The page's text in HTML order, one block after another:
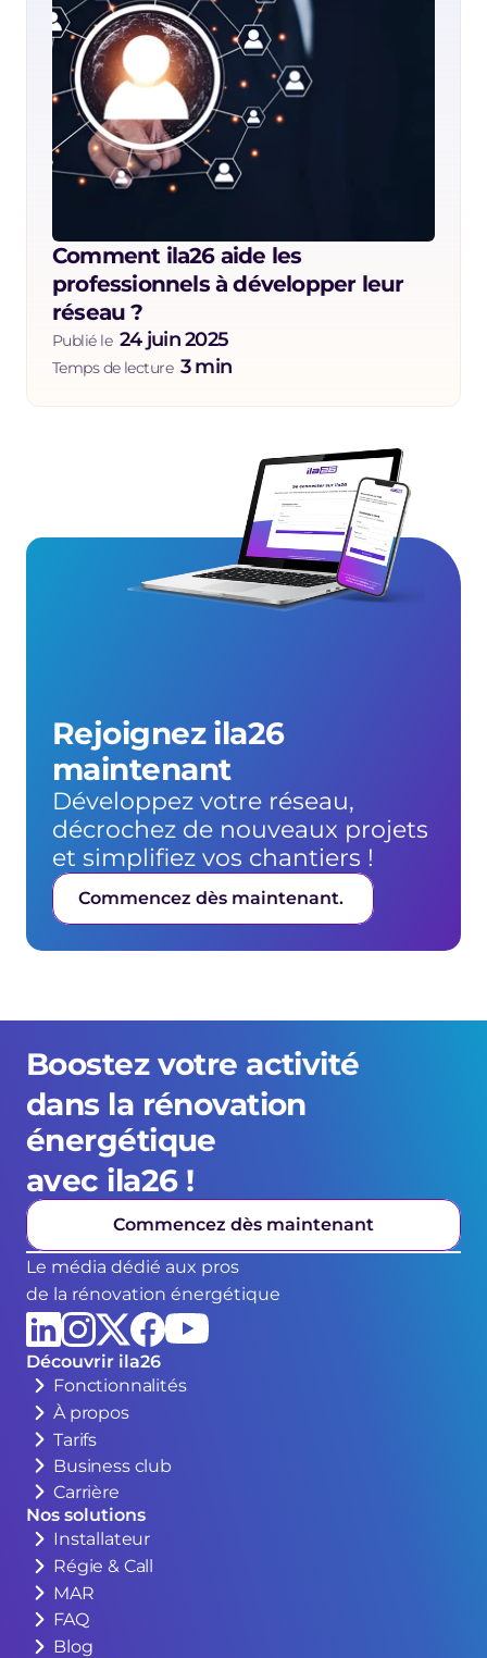
Comment ila26 aide les
professionnels à développer leur
réseau ?
Publié le 24 juin 2025
Temps de lecture 3 min
Rejoignez ila26
maintenant
Développez votre réseau,
décrochez de nouveaux projets
et simplifiez vos chantiers !
Commencez dès maintenant.
Boostez votre activité
dans la rénovation
énergétique
avec ila26 !
Commencez dès maintenant
Le média dédié aux pros
de la rénovation énergétique
Découvrir ila26
Fonctionnalités
À propos
Tarifs
Business club
Carrière
Nos solutions
Installateur
Régie & Call
MAR
FAQ
Blog